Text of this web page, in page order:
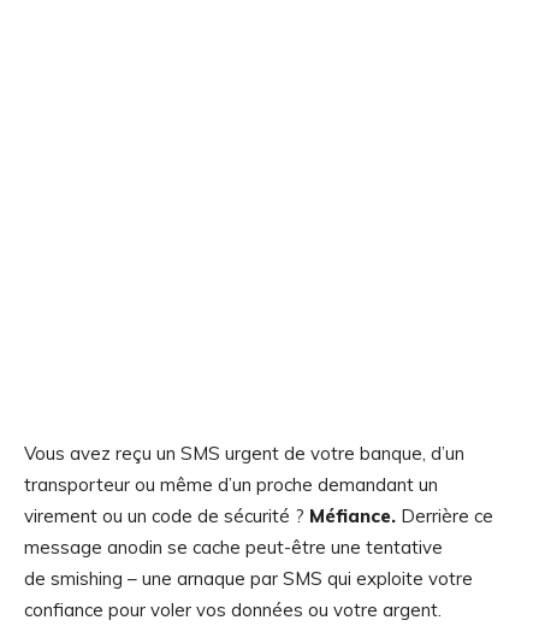
Vous avez reçu un SMS urgent de votre banque, d’un
transporteur ou même d’un proche demandant un
virement ou un code de sécurité ? Méfiance. Derrière ce
message anodin se cache peut-être une tentative
de smishing – une arnaque par SMS qui exploite votre
confiance pour voler vos données ou votre argent.